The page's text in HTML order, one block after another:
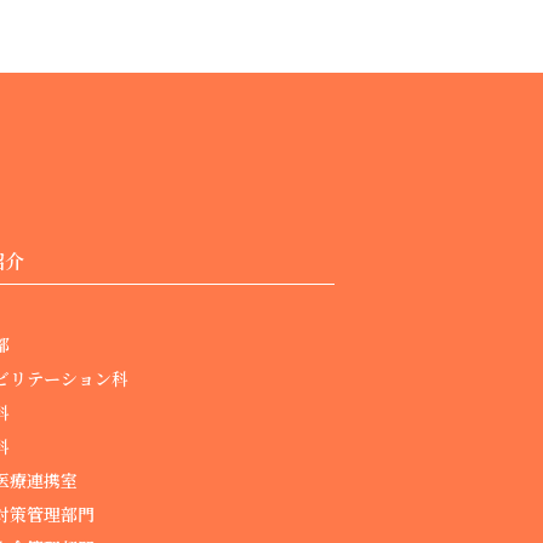
介
リテーション科
療連携室
策管理部門